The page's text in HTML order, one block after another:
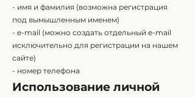
- имя и фамилия (возможна регистрация
под вымышленным именем)
- e-mail (можно создать отдельный e-mail
исключительно для регистрации на нашем
сайте)
- номер телефона
Использование личной